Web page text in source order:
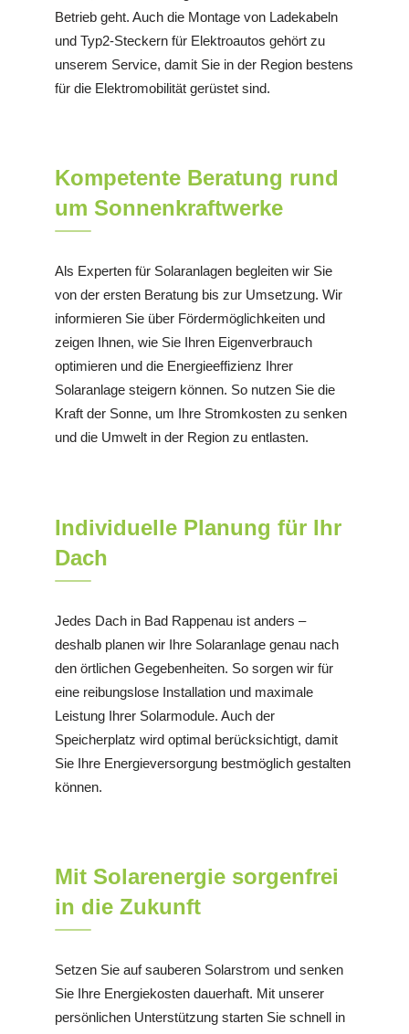
Betrieb geht. Auch die Montage von Ladekabeln
und Typ2-Steckern für Elektroautos gehört zu
unserem Service, damit Sie in der Region bestens
für die Elektromobilität gerüstet sind.
Kompetente Beratung rund
um Sonnenkraftwerke
Als Experten für Solaranlagen begleiten wir Sie
von der ersten Beratung bis zur Umsetzung. Wir
informieren Sie über Fördermöglichkeiten und
zeigen Ihnen, wie Sie Ihren Eigenverbrauch
optimieren und die Energieeffizienz Ihrer
Solaranlage steigern können. So nutzen Sie die
Kraft der Sonne, um Ihre Stromkosten zu senken
und die Umwelt in der Region zu entlasten.
Individuelle Planung für Ihr
Dach
Jedes Dach in Bad Rappenau ist anders –
deshalb planen wir Ihre Solaranlage genau nach
den örtlichen Gegebenheiten. So sorgen wir für
eine reibungslose Installation und maximale
Leistung Ihrer Solarmodule. Auch der
Speicherplatz wird optimal berücksichtigt, damit
Sie Ihre Energieversorgung bestmöglich gestalten
können.
Mit Solarenergie sorgenfrei
in die Zukunft
Setzen Sie auf sauberen Solarstrom und senken
Sie Ihre Energiekosten dauerhaft. Mit unserer
persönlichen Unterstützung starten Sie schnell in